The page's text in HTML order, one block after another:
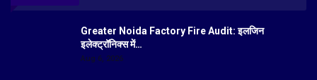
Greater Noida Factory Fire Audit: इलजिन
इलेक्ट्रॉनिक्स में…
Aug 6, 2026